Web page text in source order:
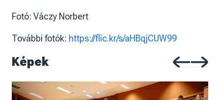
Fotó: Váczy Norbert
További fotók: https://flic.kr/s/aHBqjCUW99
Képek